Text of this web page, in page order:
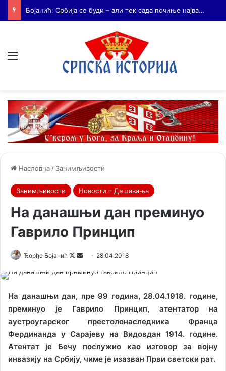
Бојанић: ОЛУЈА… Битка за истину води се и бројкама
Насловна / Занимљивости
Занимљивости Новости – Дешавања
На данашњи дан преминуо
Гаврило Принцип
Ђорђе Бојанић
F
n
n
m
a
28.04.2018
На данашњи дан, пре 99 година, 28.04.1918. године,
преминуо је Гаврило Принцип, атентатор на
аустроугарског престолонаследника Франца
Фердинанда у Сарајеву на Видовдан 1914. године.
Атентат је Бечу послужио као изговор за војну
инвазију на Србију, чиме је изазван Први светски рат.